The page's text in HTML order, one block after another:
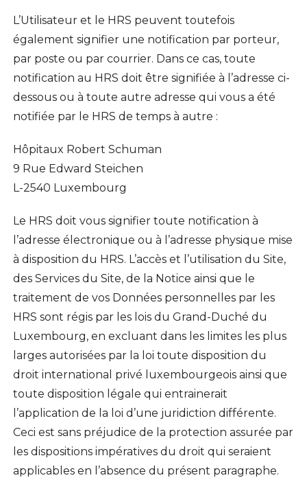
L’Utilisateur et le HRS peuvent toutefois
également signifier une notification par porteur,
par poste ou par courrier. Dans ce cas, toute
notification au HRS doit être signifiée à l’adresse ci-
dessous ou à toute autre adresse qui vous a été
notifiée par le HRS de temps à autre :
Hôpitaux Robert Schuman
9 Rue Edward Steichen
L-2540 Luxembourg
Le HRS doit vous signifier toute notification à
l’adresse électronique ou à l’adresse physique mise
à disposition du HRS. L’accès et l’utilisation du Site,
des Services du Site, de la Notice ainsi que le
traitement de vos Données personnelles par les
HRS sont régis par les lois du Grand-Duché du
Luxembourg, en excluant dans les limites les plus
larges autorisées par la loi toute disposition du
droit international privé luxembourgeois ainsi que
toute disposition légale qui entrainerait
l’application de la loi d’une juridiction différente.
Ceci est sans préjudice de la protection assurée par
les dispositions impératives du droit qui seraient
applicables en l’absence du présent paragraphe.